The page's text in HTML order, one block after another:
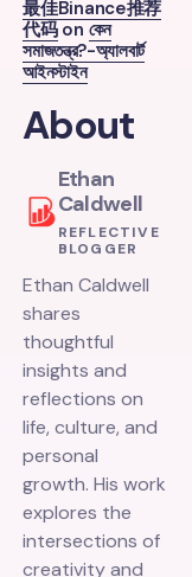
最佳Binance推荐
代码on কেন
সমাজতন্ত্র?-অ্যালবার্ট
আইনস্টাইন
About
Ethan
Caldwell
REFLECTIVE
BLOGGER
Ethan Caldwell
shares
thoughtful
insights and
reflections on
life, culture, and
personal
growth. His work
explores the
intersections of
creativity and